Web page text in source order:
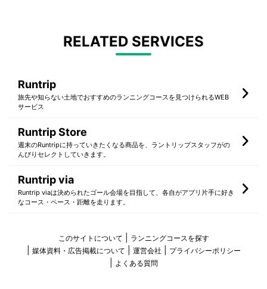
RELATED SERVICES
Runtrip
旅先や知らない土地でおすすめのランニングコースを見つけられるWEB
サービス
Runtrip Store
週末のRuntripに持っていきたくなる商品を、ラントリップスタッフがの
んびりセレクトしていきます。
Runtrip via
Runtrip viaは決められたゴール会場を目指して、各自がアプリ片手に好き
なコース・ペース・距離を走ります。
このサイトについて
ランニングコースを探す
媒体資料・広告掲載について
運営会社
プライバシーポリシー
よくある質問